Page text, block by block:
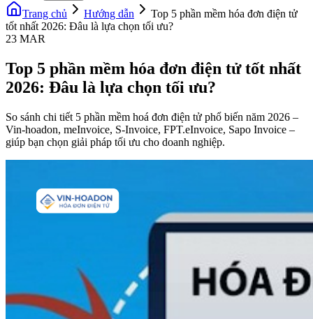
Trang chủ Hướng dẫn
Top 5 phần mềm hóa đơn điện tử
tốt nhất 2026: Đâu là lựa chọn tối ưu?
23 MAR
Top 5 phần mềm hóa đơn điện tử tốt nhất
2026: Đâu là lựa chọn tối ưu?
So sánh chi tiết 5 phần mềm hoá đơn điện tử phổ biến năm 2026 –
Vin-hoadon, meInvoice, S-Invoice, FPT.eInvoice, Sapo Invoice –
giúp bạn chọn giải pháp tối ưu cho doanh nghiệp.